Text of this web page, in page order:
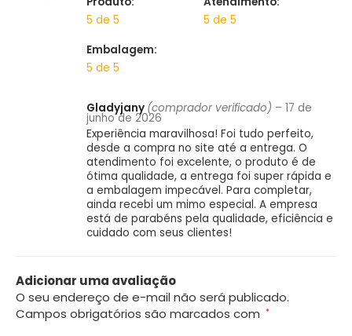
5 de 5
5 de 5
Embalagem:
5 de 5
Gladyjany (comprador verificado) – 17 de
junho de 2026
Experiência maravilhosa! Foi tudo perfeito,
desde a compra no site até a entrega. O
atendimento foi excelente, o produto é de
ótima qualidade, a entrega foi super rápida e
a embalagem impecável. Para completar,
ainda recebi um mimo especial. A empresa
está de parabéns pela qualidade, eficiência e
cuidado com seus clientes!
Adicionar uma avaliação
O seu endereço de e-mail não será publicado.
Campos obrigatórios são marcados com *